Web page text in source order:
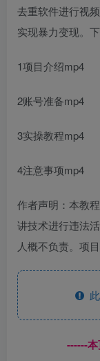
去重软件进行视
实现暴力变现。
1项目介绍mp4
2账号准备mp4
3实操教程mp4
4注意事项mp4
作者声明：本教
讲技术进行违法
人概不负责。项
此
------